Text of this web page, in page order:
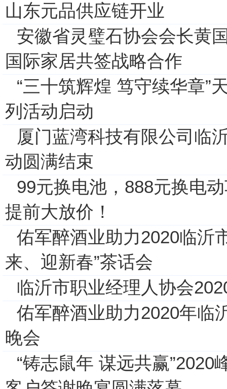
山东元品供应链开业
安徽省灵璧石协会会长黄
国际家居共签战略合作
“三十筑辉煌 笃守续华章”
列活动启动
厦门蓝湾科技有限公司临
动圆满结束
99元换电池，888元换电
提前大放价！
佑军醉酒业助力2020临沂
来、迎新春”茶话会
临沂市职业经理人协会
佑军醉酒业助力2020年临
晚会
“铸志鼠年 谋远共赢”2020